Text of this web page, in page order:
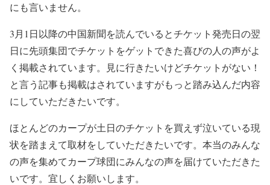
にも言いません。
3月1日以降の中国新聞を読んでいるとチケット発売日の翌
日に先頭集団でチケットをゲットできた喜びの人の声がよ
く掲載されています。見に行きたいけどチケットがない！
と言う記事も掲載はされていますがもっと踏み込んだ内容
にしていただきたいです。
ほとんどのカープが土日のチケットを買えず泣いている現
状を踏まえて取材をしていただきたいです。本当のみんな
の声を集めてカープ球団にみんなの声を届けていただきた
いです。宜しくお願いします。